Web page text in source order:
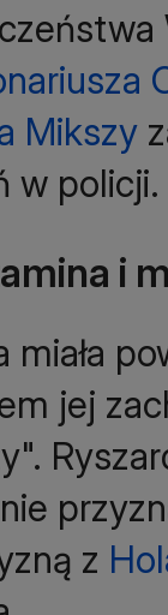
Mikszy
w policji.
i
miała
jej
z